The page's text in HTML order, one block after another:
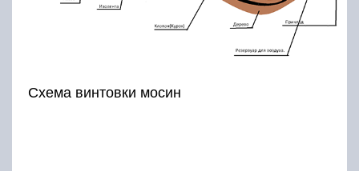
Схема винтовки мосин